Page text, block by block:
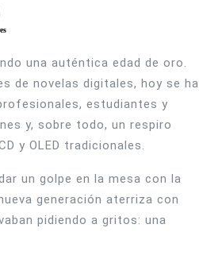
una auténtica edad de oro.
de novelas digitales, hoy se ha
estudiantes y
y, sobre todo, un respiro
y OLED tradicionales.
un golpe en la mesa con la
generación aterriza con
pidiendo a gritos: una